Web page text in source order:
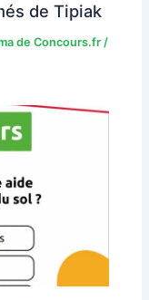
de Tipiak
de Concours.fr /